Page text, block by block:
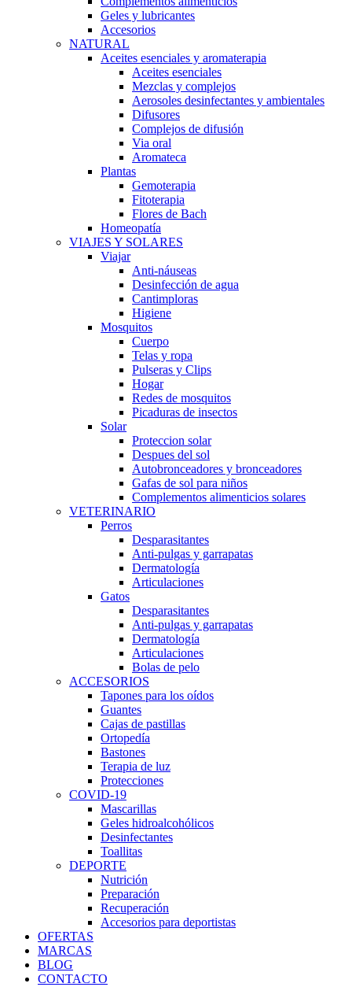
Geles y lubricantes
Accesorios
NATURAL
Aceites esenciales y aromaterapia
Aceites esenciales
Mezclas y complejos
Aerosoles desinfectantes y ambientales
Difusores
Complejos de difusión
Via oral
Aromateca
Plantas
Gemoterapia
Fitoterapia
Flores de Bach
Homeopatía
VIAJES Y SOLARES
Viajar
Anti-náuseas
Desinfección de agua
Cantimploras
Higiene
Mosquitos
Cuerpo
Telas y ropa
Pulseras y Clips
Hogar
Redes de mosquitos
Picaduras de insectos
Solar
Proteccion solar
Despues del sol
Autobronceadores y bronceadores
Gafas de sol para niños
Complementos alimenticios solares
VETERINARIO
Perros
Desparasitantes
Anti-pulgas y garrapatas
Dermatología
Articulaciones
Gatos
Desparasitantes
Anti-pulgas y garrapatas
Dermatología
Articulaciones
Bolas de pelo
ACCESORIOS
Tapones para los oídos
Guantes
Cajas de pastillas
Ortopedía
Bastones
Terapia de luz
Protecciones
COVID-19
Mascarillas
Geles hidroalcohólicos
Desinfectantes
Toallitas
DEPORTE
Nutrición
Preparación
Recuperación
Accesorios para deportistas
OFERTAS
MARCAS
BLOG
CONTACTO